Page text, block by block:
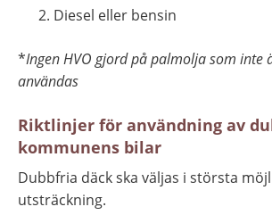
Diesel eller bensin
*Ingen HVO gjord på palmolja som inte
användas
Riktlinjer för användning av
kommunens bilar
Dubbfria däck ska väljas i största
utsträckning.